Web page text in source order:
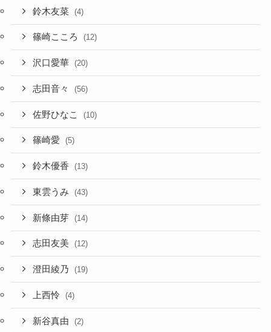
鈴木友菜 (4)
篠崎こころ (12)
沢口愛華 (20)
志田音々 (56)
佐野ひなこ (10)
篠崎愛 (5)
鈴木優香 (13)
東雲うみ (43)
新條由芽 (14)
志田友美 (12)
澄田綾乃 (19)
上西怜 (4)
新谷真由 (2)